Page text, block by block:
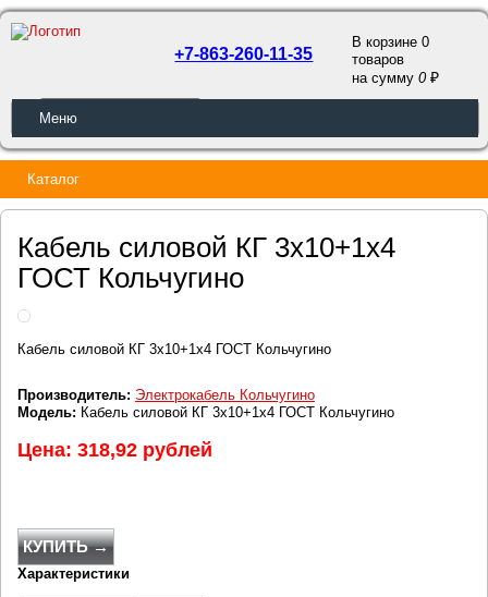
ОБРАТНЫЙ ЗВОНОК
+7-863-260-11-35
В корзине 0
товаров
на сумму0
Меню
Каталог
Кабель силовой КГ 3х10+1х4
ГОСТ Кольчугино
Кабель силовой КГ 3х10+1х4 ГОСТ Кольчугино
Производитель: Электрокабель Кольчугино
Модель: Кабель силовой КГ 3х10+1х4 ГОСТ Кольчугино
Цена: 318,92 рублей
КУПИТЬ →
Характеристики